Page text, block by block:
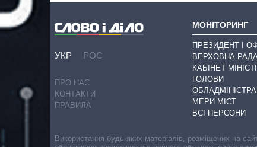
УКР РОС
ПРО НАС
КОНТАКТИ
ПРАВИЛА
МОНІТОРИНГ
ПРЕЗИДЕНТ І
ВЕРХОВНА РАДА
КАБІНЕТ
ГОЛОВИ
МЕРИ МІСТ
ВСІ ПЕРСОНИ
Використання будь-яких матеріалів, розміщених на